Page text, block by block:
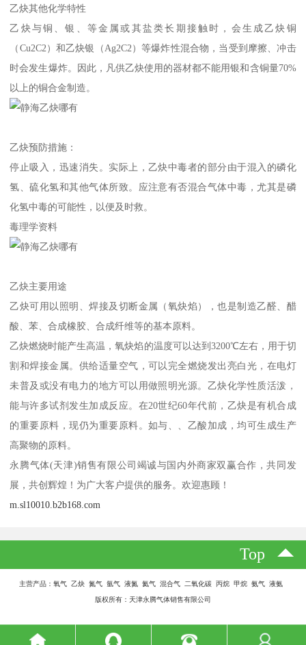
乙炔其他化学特性
乙炔与铜、银、等金属或其盐类长期接触时，会生成乙炔铜
（Cu2C2）和乙炔银（Ag2C2）等爆炸性混合物，当受到摩擦、冲击
时会发生爆炸。因此，凡供乙炔使用的器材都不能用银和含铜量70%
以上的铜合金制造。
乙炔预防措施：
停止吸入，迅速消失。实际上，乙炔中毒者的部分由于混入的磷化
氢、硫化氢和其他气体所致。应注意有否混合气体中毒，尤其是磷
化氢中毒的可能性，以便及时救。
毒理学资料
乙炔主要用途
乙炔可用以照明、焊接及切断金属（氧炔焰），也是制造乙醛、醋
酸、苯、合成橡胶、合成纤维等的基本原料。
乙炔燃烧时能产生高温，氧炔焰的温度可以达到3200℃左右，用于切
割和焊接金属。供给适量空气，可以完全燃烧发出亮白光，在电灯
未普及或没有电力的地方可以用做照明光源。乙炔化学性质活泼，
能与许多试剂发生加成反应。在20世纪60年代前，乙炔是有机合成
的重要原料，现仍为重要原料。如与、、乙酸加成，均可生成生产
高聚物的原料。
永腾气体(天津)销售有限公司竭诚与国内外商家双赢合作，共同发
展，共创辉煌！为广大客户提供的服务。欢迎惠顾！
m.sl10010.b2b168.com
Top
主营产品：氧气 乙炔 氮气 氩气 液氮 氦气 混合气 二氧化碳 丙烷 甲烷 氨气 液氨
版权所有：天津永腾气体销售有限公司